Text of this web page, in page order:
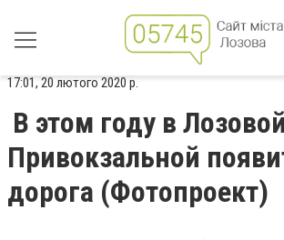
17:01, 20 лютого 2020 р.
В этом году в
Привокзальной
дорога (Фотопроект)